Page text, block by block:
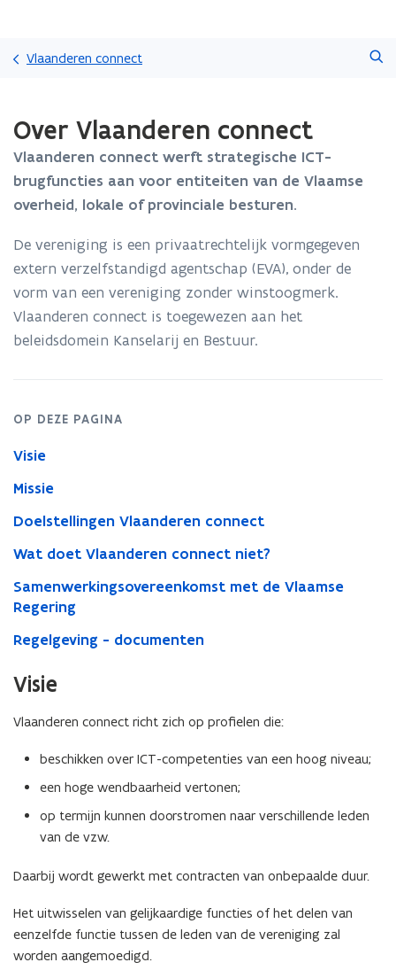
gaan
Vlaanderen connect
met
laden.
bevindt
op:
Vlaanderen
connect
Over Vlaanderen connect
Vlaanderen connect werft strategische ICT-
brugfuncties aan voor entiteiten van de Vlaamse
overheid, lokale of provinciale besturen.
De vereniging is een privaatrechtelijk vormgegeven
extern verzelfstandigd agentschap (EVA), onder de
vorm van een vereniging zonder winstoogmerk.
Vlaanderen connect is toegewezen aan het
beleidsdomein Kanselarij en Bestuur.
OP DEZE PAGINA
Visie
Missie
Doelstellingen Vlaanderen connect
Wat doet Vlaanderen connect niet?
Samenwerkingsovereenkomst met de Vlaamse
Regering
Regelgeving - documenten
Visie
Vlaanderen connect richt zich op profielen die:
beschikken over ICT-competenties van een hoog niveau;
een hoge wendbaarheid vertonen;
op termijn kunnen doorstromen naar verschillende leden
van de vzw.
Daarbij wordt gewerkt met contracten van onbepaalde duur.
Het uitwisselen van gelijkaardige functies of het delen van
eenzelfde functie tussen de leden van de vereniging zal
worden aangemoedigd.